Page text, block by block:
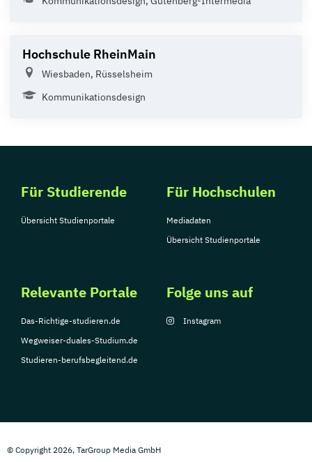
Hochschule RheinMain
Wiesbaden, Rüsselsheim
Kommunikationsdesign
Für Studierende
Übersicht Studienportale
Für Hochschulen
Mediadaten
Übersicht Studienportale
Relevante Portale
Das-Richtige-studieren.de
Wegweiser-duales-Studium.de
Studieren-berufsbegleitend.de
Folge uns auf
Instagram
© Copyright 2026, TarGroup Media GmbH